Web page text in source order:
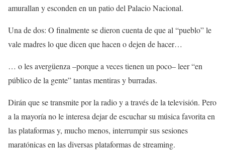
amurallan y esconden en un patio del Palacio Nacional.
Una de dos: O finalmente se dieron cuenta de que al “pueblo” le
vale madres lo que dicen que hacen o dejen de hacer…
… o les avergüenza –porque a veces tienen un poco– leer “en
público de la gente” tantas mentiras y burradas.
Dirán que se transmite por la radio y a través de la televisión. Pero
a la mayoría no le interesa dejar de escuchar su música favorita en
las plataformas y, mucho menos, interrumpir sus sesiones
maratónicas en las diversas plataformas de streaming.